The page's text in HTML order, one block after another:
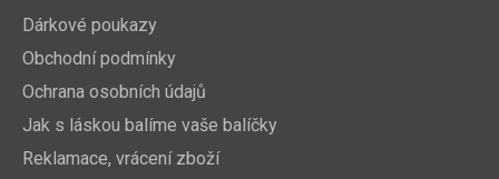
Dárkové poukazy
Obchodní podmínky
Ochrana osobních údajů
Jak s láskou balíme vaše balíčky
Reklamace, vrácení zboží